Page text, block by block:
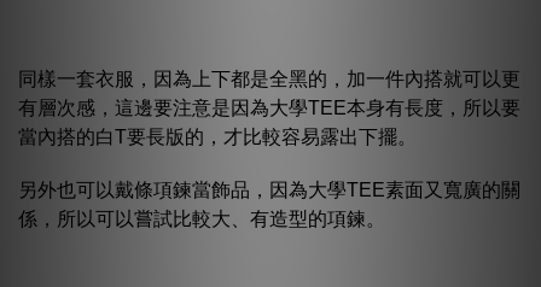
同樣一套衣服，因為上下都是全黑的，加一件內搭就可以更
有層次感，這邊要注意是因為大學TEE本身有長度，所以要
當內搭的白T要長版的，才比較容易露出下擺。
另外也可以戴條項鍊當飾品，因為大學TEE素面又寬廣的關
係，所以可以嘗試比較大、有造型的項鍊。